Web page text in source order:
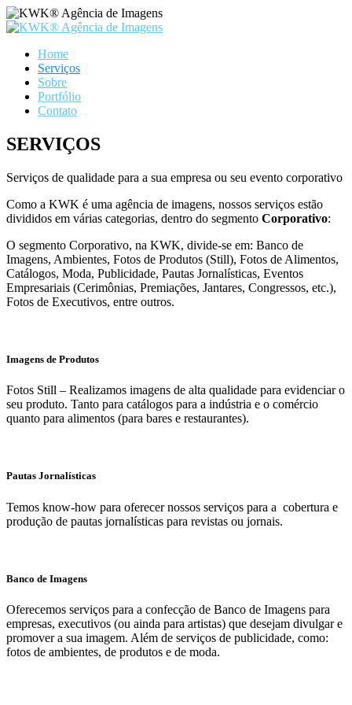
Home
Serviços
Sobre
Portfólio
Contato
SERVIÇOS
Serviços de qualidade para a sua empresa ou seu evento corporativo
Como a KWK é uma agência de imagens, nossos serviços estão
divididos em várias categorias, dentro do segmento Corporativo:
O segmento Corporativo, na KWK, divide-se em: Banco de
Imagens, Ambientes, Fotos de Produtos (Still), Fotos de Alimentos,
Catálogos, Moda, Publicidade, Pautas Jornalísticas, Eventos
Empresariais (Cerimônias, Premiações, Jantares, Congressos, etc.),
Fotos de Executivos, entre outros.
Imagens de Produtos
Fotos Still – Realizamos imagens de alta qualidade para evidenciar o
seu produto. Tanto para catálogos para a indústria e o comércio
quanto para alimentos (para bares e restaurantes).
Pautas Jornalísticas
Temos know-how para oferecer nossos serviços para a cobertura e
produção de pautas jornalísticas para revistas ou jornais.
Banco de Imagens
Oferecemos serviços para a confecção de Banco de Imagens para
empresas, executivos (ou ainda para artistas) que desejam divulgar e
promover a sua imagem. Além de serviços de publicidade, como:
fotos de ambientes, de produtos e de moda.